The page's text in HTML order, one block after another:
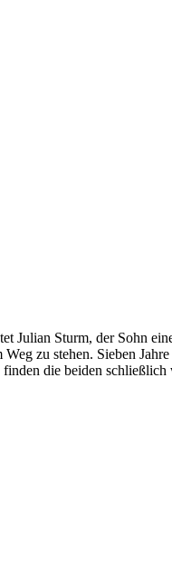
Julian Sturm, der Sohn
zu stehen. Sieben
die beiden schließlich